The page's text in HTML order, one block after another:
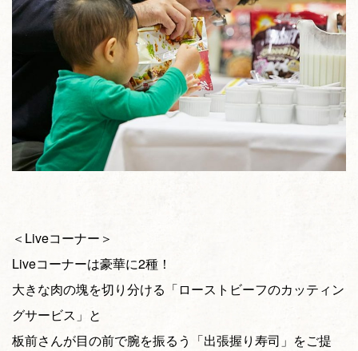
＜Liveコーナー＞
Liveコーナーは豪華に2種！
大きな肉の塊を切り分ける「ローストビーフのカッティン
グサービス」と
板前さんが目の前で腕を振るう「出張握り寿司」をご提